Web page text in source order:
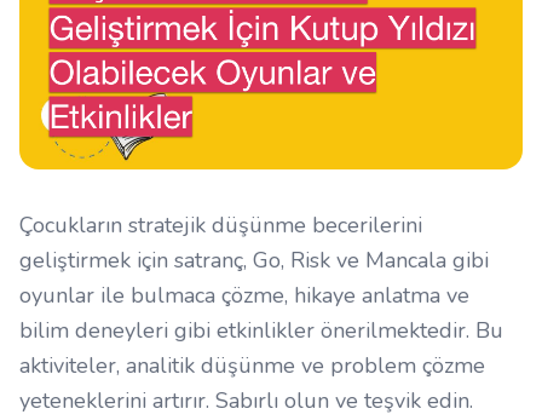
Çocukların stratejik düşünme becerilerini
geliştirmek için satranç, Go, Risk ve Mancala gibi
oyunlar ile bulmaca çözme, hikaye anlatma ve
bilim deneyleri gibi etkinlikler önerilmektedir. Bu
aktiviteler, analitik düşünme ve problem çözme
yeteneklerini artırır. Sabırlı olun ve teşvik edin.